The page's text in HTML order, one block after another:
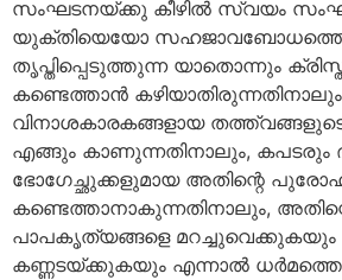
സംഘടനയ്ക്കു കീഴില്‍ സ്വയം
യുക്തിയെയോ
തൃപ്തിപ്പെടുത്തുന്ന യാതൊന്നും
കണ്ടെത്താന്‍
വിനാശകാരകങ്ങളായ
എങ്ങും കാണുന്നതിനാലും, കപടരും
ഭോഗേച്ഛുക്കളുമായ അതിന്റെ
കണ്ടെത്താനാകുന്നതിനാലും,
പാപകൃത്യങ്ങളെ
കണ്ണടയ്ക്കുകയും എന്നാല്‍